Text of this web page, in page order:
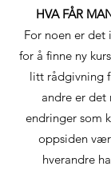
HVA FÅR
For noen er det
for å finne ny
litt rådgivning
andre er det
endringer som
oppsiden
hverandre